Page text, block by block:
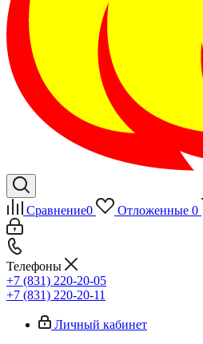
Сравнение0 Отложенные 0
Телефоны
+7 (831) 220-20-05
+7 (831) 220-20-11
Личный кабинет